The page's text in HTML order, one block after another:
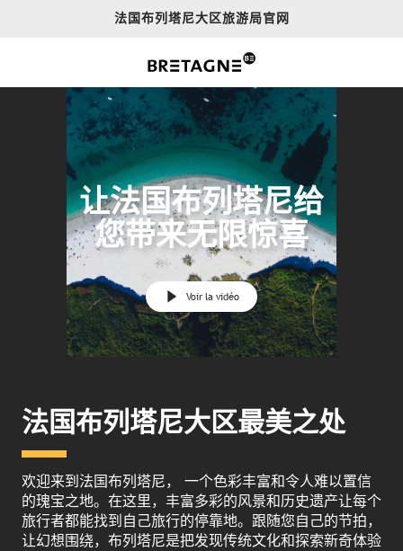
法国布列塔尼大区旅游局官网
让法国布列塔尼给
您带来无限惊喜
Voir la vidéo
法国布列塔尼大区最美之处
欢迎来到法国布列塔尼， 一个色彩丰富和令人难以置信
的瑰宝之地。在这里，丰富多彩的风景和历史遗产让每个
旅行者都能找到自己旅行的停靠地。跟随您自己的节拍，
让幻想围绕，布列塔尼是把发现传统文化和探索新奇体验